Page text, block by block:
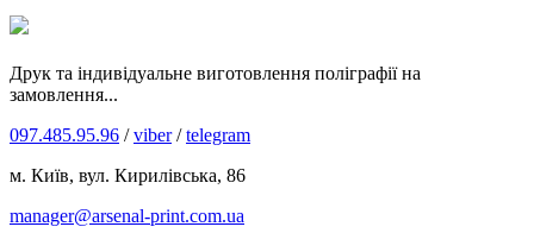
Друк та індивідуальне виготовлення поліграфії на
замовлення...
097.485.95.96 /viber/telegram
м. Київ, вул. Кирилівська, 86
manager@arsenal-print.com.ua